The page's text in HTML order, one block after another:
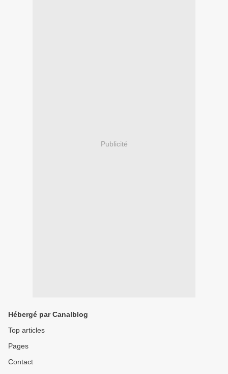
Publicité
Hébergé par Canalblog
Top articles
Pages
Contact